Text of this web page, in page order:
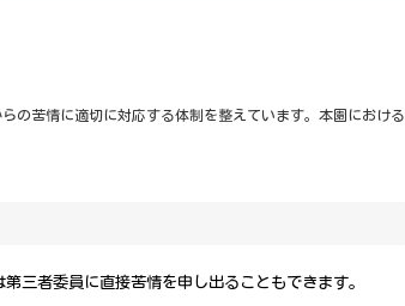
の苦情に適切に対応する体制を整えています。本園における
三者委員に直接苦情を申し出ることもできます。